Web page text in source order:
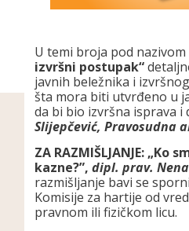
U temi broja pod nazivom
izvršni postupak“
javnih beležnika i
šta mora biti utvrđeno u
da bi bio izvršna isprava i
Slijepčević, Pravosudna
ZA RAZMIŠLJANJE: „Ko
kazne?”, dipl. prav.
razmišljanje bavi se
Komisije za hartije od
pravnom ili fizičkom licu.